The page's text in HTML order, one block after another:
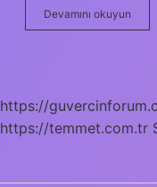
Devamını okuyun
Basir
https://
https://temmet.com.tr